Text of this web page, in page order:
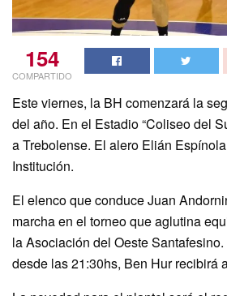
154
COMPARTIDO
Este viernes, la BH comenzará la
del año. En el Estadio “Coliseo del
a Trebolense. El alero Elián
Institución.
El elenco que conduce Juan
marcha en el torneo que aglutina
la Asociación del Oeste
desde las 21:30hs, Ben Hur recibirá